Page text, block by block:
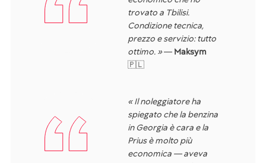
trovato a Tbilisi.
Condizione tecnica,
prezzo e servizio: tutto
ottimo. »— Maksym
🇵🇱
« Il noleggiatore ha
spiegato che la benzina
in Georgia è cara e la
Prius è molto più
economica — aveva